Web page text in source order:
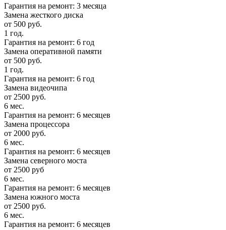
Гарантия на ремонт: 3 месяца
Замена жесткого диска
от 500 руб.
1 год.
Гарантия на ремонт: 6 год
Замена оперативной памяти
от 500 руб.
1 год.
Гарантия на ремонт: 6 год
Замена видеочипа
от 2500 руб.
6 мес.
Гарантия на ремонт: 6 месяцев
Замена процессора
от 2000 руб.
6 мес.
Гарантия на ремонт: 6 месяцев
Замена северного моста
от 2500 руб
6 мес.
Гарантия на ремонт: 6 месяцев
Замена южного моста
от 2500 руб.
6 мес.
Гарантия на ремонт: 6 месяцев